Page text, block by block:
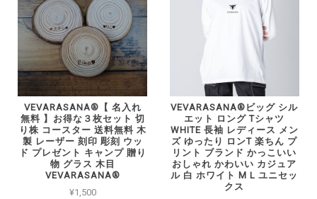
VEVARASANA®︎【 名入れ
無料 】お得な３枚セット 切
り株 コースター 送料無料 木
製 レーザー 刻印 彫刻 ウッ
ド プレゼント キャンプ 贈り
物 グラス 木目
VEVARASANA®
¥1,500
VEVARASANA®︎ビッグ シル
エット ロング Tシャツ
WHITE 長袖 レディース メン
ズ ゆったり ロンT 楽ちん プ
リント ブランド かっこいい
おしゃれ かわいい カジュア
ル 白 ホワイト M L ユニセッ
クス